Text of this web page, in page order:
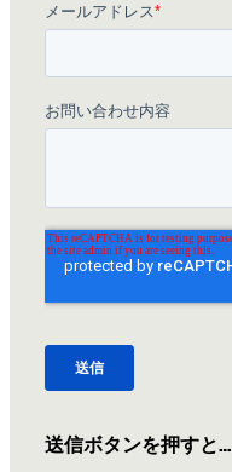
送信ボタンを押すと…